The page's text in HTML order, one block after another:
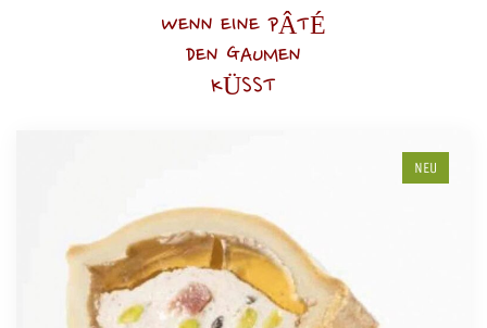
WENN EINE PÂTÉ
DEN GAUMEN
KÜSST
NEU